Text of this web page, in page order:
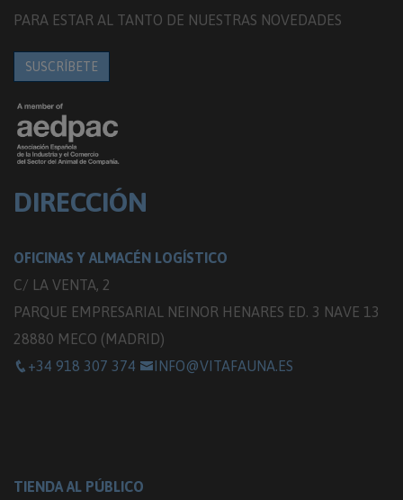
PARA ESTAR AL TANTO DE NUESTRAS NOVEDADES
SUSCRÍBETE
DIRECCIÓN
OFICINAS Y ALMACÉN LOGÍSTICO
C/ LA VENTA, 2
PARQUE EMPRESARIAL NEINOR HENARES ED. 3 NAVE 13
28880 MECO (MADRID)
+34 918 307 374
INFO@VITAFAUNA.ES
TIENDA AL PÚBLICO